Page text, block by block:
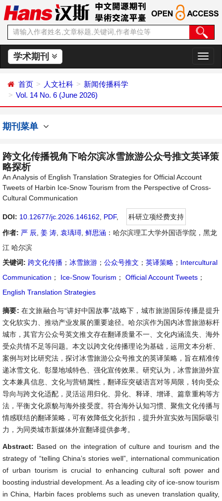
学术期刊
切
换
首页 人文社科
新闻传播科学
Vol. 14 No. 6 (June 2026)
期刊菜单
跨文化传播视角下哈尔滨冰雪旅游公众号推文英译策
略探析
An Analysis of English Translation Strategies for Official Account
Tweets of Harbin Ice-Snow Tourism from the Perspective of Cross-
Cultural Communication
DOI: 10.12677/jc.2026.146162 PDF,
科研立项经费支持
作者: 严 辰 姜 涛 袁瑀璕 鲜思涵 ：哈尔滨理工大学外国语学院，黑龙
江 哈尔滨
关键词: 跨文化传播 ； 冰雪旅游 ； 公众号推文 ； 英译策略 ； Intercultural
Communication ； Ice-Snow Tourism ； Official Account Tweets ；
English Translation Strategies
摘要:在文旅融合与“讲好中国故事”战略下，城市旅游国际传播是提升
文化软实力、推动产业发展的重要途径。哈尔滨作为国内冰雪旅游标杆
城市，其官方公众号英文推文存在翻译质量不一、文化内涵流失、海外
受众共情不足等问题。本文以跨文化传播理论为基础，运用文本分析、
案例与对比研究法，探讨冰雪旅游公众号推文的英译策略，旨在精准传
递冰雪文化、彰显地域特色、强化宣传效果。研究认为，冰雪旅游外宣
文本兼具信息、文化与营销属性，翻译应突破语言对等局限，转向受众
导向与跨文化适配，灵活运用归化、异化、释译、增译、篇章重构等方
法，平衡文化原貌与海外接受度。符合海外认知习惯、聚焦文化传播与
情感联结的翻译策略，可有效降低文化折扣，提升外宣实效与国际吸引
力，为同类城市新媒体外宣翻译提供参考。
Abstract: Based on the integration of culture and tourism and the
strategy of “telling China’s stories well”, international communication
of urban tourism is crucial to enhancing cultural soft power and
boosting industrial development. As a leading city of ice-snow tourism
in China, Harbin faces problems such as uneven translation quality,